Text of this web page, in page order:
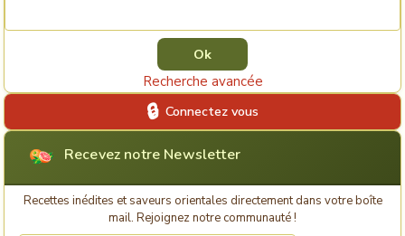
Recherche avancée
Connectez vous
Recevez notre Newsletter
Recettes inédites et saveurs orientales directement dans votre boîte
mail. Rejoignez notre communauté !